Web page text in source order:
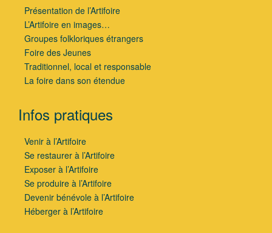
Présentation de l’Artifoire
L’Artifoire en images…
Groupes folkloriques étrangers
Foire des Jeunes
Traditionnel, local et responsable
La foire dans son étendue
Infos pratiques
Venir à l’Artifoire
Se restaurer à l’Artifoire
Exposer à l’Artifoire
Se produire à l’Artifoire
Devenir bénévole à l’Artifoire
Héberger à l’Artifoire